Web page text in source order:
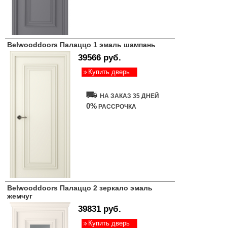
Belwooddoors Палаццо 1 эмаль шампань
39566 руб.
Купить дверь
НА ЗАКАЗ 35 ДНЕЙ
0% РАССРОЧКА
Belwooddoors Палаццо 2 зеркало эмаль
жемчуг
39831 руб.
Купить дверь